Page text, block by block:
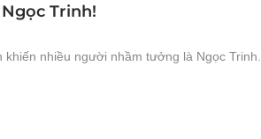
Trinh!
nhiều người nhầm tưởng là Ngọc Trinh.